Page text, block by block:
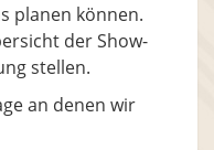
planen können.
der Show-
stellen.
an denen wir